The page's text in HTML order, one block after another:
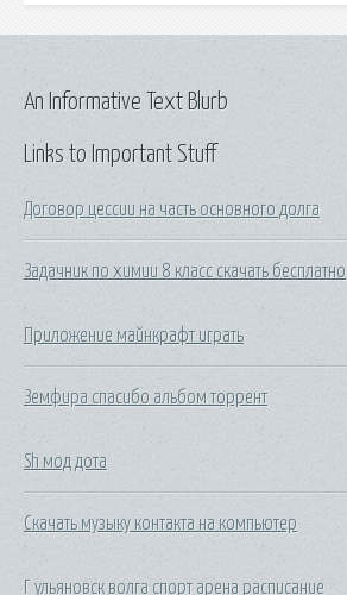
Links to Important Stuff
Договор цессии на часть основного долга
Задачник по химии 8 класс скачать бесплатно
Приложение майнкрафт играть
Земфира спасибо альбом торрент
Sh мод дота
Скачать музыку контакта на компьютер
Г ульяновск волга спорт арена расписание
An Informative Text Blurb